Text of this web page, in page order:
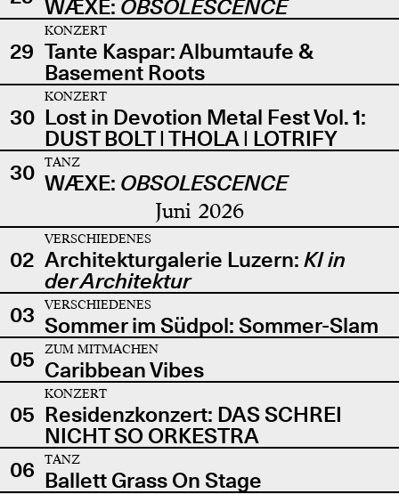
WÆXE: OBSOLESCENCE
29
KONZERT
Tante Kaspar: Albumtaufe &
Basement Roots
30
KONZERT
Lost in Devotion Metal Fest Vol. 1:
DUST BOLT | THOLA | LOTRIFY
30
TANZ
WÆXE: OBSOLESCENCE
Juni 2026
02
VERSCHIEDENES
Architekturgalerie Luzern: KI in
der Architektur
03
VERSCHIEDENES
Sommer im Südpol: Sommer-Slam
05
ZUM MITMACHEN
Caribbean Vibes
05
KONZERT
Residenzkonzert: DAS SCHREI
NICHT SO ORKESTRA
06
TANZ
Ballett Grass On Stage